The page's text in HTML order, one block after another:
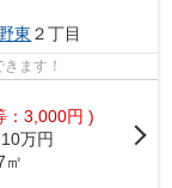
東 ２丁目
ます！
：3,000円 )
10万円
㎡